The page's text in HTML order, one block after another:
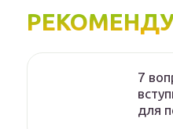
7
для